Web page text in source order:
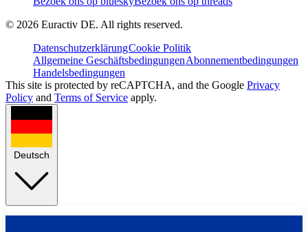
© 2026 Euractiv DE. All rights reserved.
DatenschutzerklärungCookie Politik
Allgemeine GeschäftsbedingungenAbonnementbedingungen
Handelsbedingungen
This site is protected by reCAPTCHA, and the Google Privacy
Policy and Terms of Service apply.
Deutsch